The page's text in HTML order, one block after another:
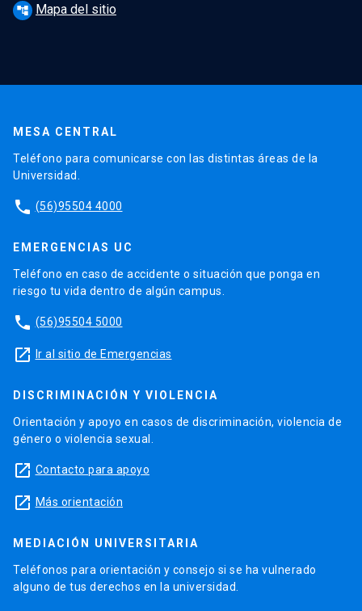
account_tree Mapa del sitio
MESA CENTRAL
Teléfono para comunicarse con las distintas áreas de la
Universidad.
phone (56)95504 4000
EMERGENCIAS UC
Teléfono en caso de accidente o situación que ponga en
riesgo tu vida dentro de algún campus.
phone (56)95504 5000
launch Ir al sitio de Emergencias
DISCRIMINACIÓN Y VIOLENCIA
Orientación y apoyo en casos de discriminación, violencia de
género o violencia sexual.
launch Contacto para apoyo
launch Más orientación
MEDIACIÓN UNIVERSITARIA
Teléfonos para orientación y consejo si se ha vulnerado
alguno de tus derechos en la universidad.